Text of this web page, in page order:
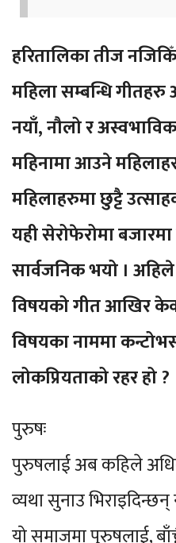
हरितालिका तीज
महिला सम्बन्धि
नयाँ, नौलो र
महिनामा आउने
महिलाहरुमा छुट्टै
यही सेरोफेरोमा
सार्वजनिक भयो । अहिले
विषयको गीत आखिर
विषयका नाममा
लोकप्रियताको रहर हो ?
पुरुषः
पुरुषलाई अब कहिले
व्यथा सुनाउ भिराइदिन्छन्
यो समाजमा पुरुषलाई,